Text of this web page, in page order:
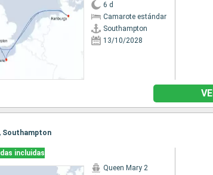
6 d
Camarote estándar
Southampton
13/10/2028
Southampton
incluidas
Queen Mary 2